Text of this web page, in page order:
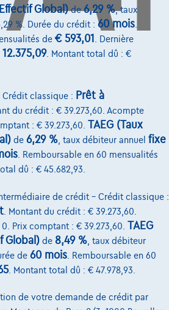
Global)de6,29 %, taux
%. Durée du crédit : 60 mois
de € 593,01
. Dernière
. Montant total dû : €
Crédit classique : Prêt à
du crédit : € 39.273,60. Acompte
: € 39.273,60. TAEG (Taux
de 6,29 % , taux débiteur annuel fixe
. Remboursable en 60 mensualités
dû : € 45.682,93.
de crédit – Crédit classique :
. Montant du crédit : € 39.273,60.
Prix comptant : € 39.273,60. TAEG
Global) de 8,49 % , taux débiteur
de 60 mois . Remboursable en 60
. Montant total dû : € 47.978,93.
de votre demande de crédit par